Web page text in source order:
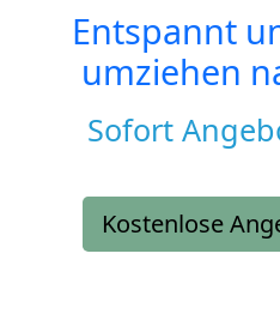
Entspannt
umziehen
Sofort
Kostenlose